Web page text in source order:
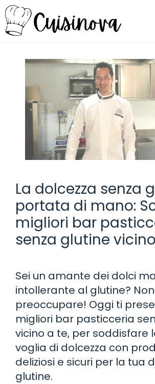
Vai
al
contenuto
La dolcezza senza
portata di mano:
migliori bar
senza glutine
Sei un amante dei dolci
intollerante al glutine?
preoccupare! Oggi ti
migliori bar pasticceria
vicino a te, per soddisfare
voglia di dolcezza con
deliziosi e sicuri per la tua
glutine.